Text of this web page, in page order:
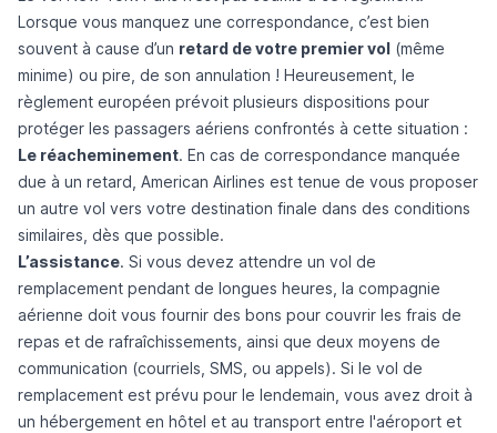
Lorsque vous manquez une correspondance, c’est bien
souvent à cause d’un retard de votre premier vol (même
minime) ou pire, de son annulation ! Heureusement, le
règlement européen prévoit plusieurs dispositions pour
protéger les passagers aériens confrontés à cette situation :
Le réacheminement. En cas de correspondance manquée
due à un retard, American Airlines est tenue de vous proposer
un autre vol vers votre destination finale dans des conditions
similaires, dès que possible.
L’assistance. Si vous devez attendre un vol de
remplacement pendant de longues heures, la compagnie
aérienne doit vous fournir des bons pour couvrir les frais de
repas et de rafraîchissements, ainsi que deux moyens de
communication (courriels, SMS, ou appels). Si le vol de
remplacement est prévu pour le lendemain, vous avez droit à
un hébergement en hôtel et au transport entre l'aéroport et